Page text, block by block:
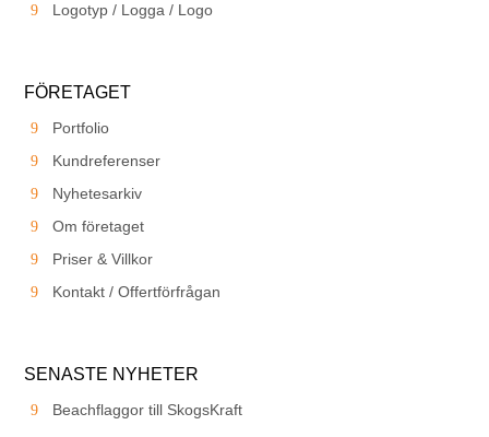
Logotyp / Logga / Logo
FÖRETAGET
Portfolio
Kundreferenser
Nyhetesarkiv
Om företaget
Priser & Villkor
Kontakt / Offertförfrågan
SENASTE NYHETER
Beachflaggor till SkogsKraft